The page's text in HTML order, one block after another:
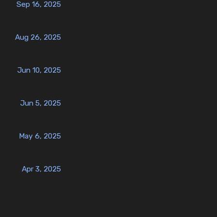
Sep 16, 2025
Aug 26, 2025
Jun 10, 2025
Jun 5, 2025
May 6, 2025
Apr 3, 2025